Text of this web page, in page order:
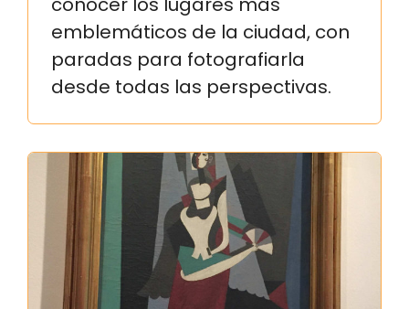
emblemáticos de la ciudad, con
paradas para fotografiarla
desde todas las perspectivas.